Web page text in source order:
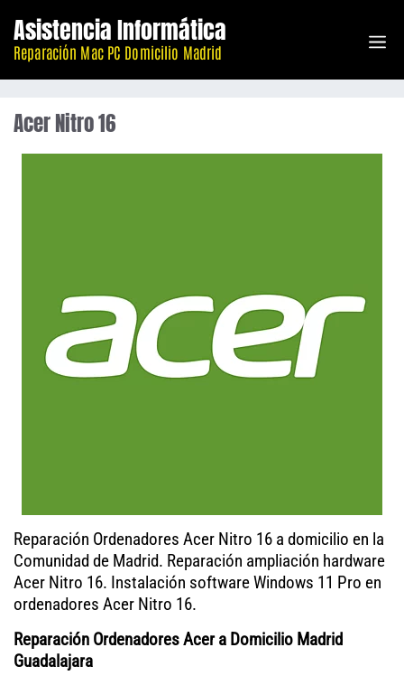
contenido
Asistencia Informática
Reparación Mac PC Domicilio Madrid
Acer Nitro 16
Reparación Ordenadores Acer Nitro 16 a domicilio en la
Comunidad de Madrid. Reparación ampliación hardware
Acer Nitro 16. Instalación software Windows 11 Pro en
ordenadores Acer Nitro 16.
Reparación Ordenadores Acer a Domicilio Madrid
Guadalajara